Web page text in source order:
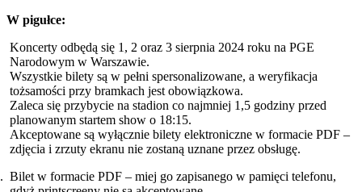
W pigułce:
Koncerty odbędą się 1, 2 oraz 3 sierpnia 2024 roku na PGE
Narodowym w Warszawie.
Wszystkie bilety są w pełni spersonalizowane, a weryfikacja
tożsamości przy bramkach jest obowiązkowa.
Zaleca się przybycie na stadion co najmniej 1,5 godziny przed
planowanym startem show o 18:15.
Akceptowane są wyłącznie bilety elektroniczne w formacie PDF –
zdjęcia i zrzuty ekranu nie zostaną uznane przez obsługę.
Bilet w formacie PDF – miej go zapisanego w pamięci telefonu,